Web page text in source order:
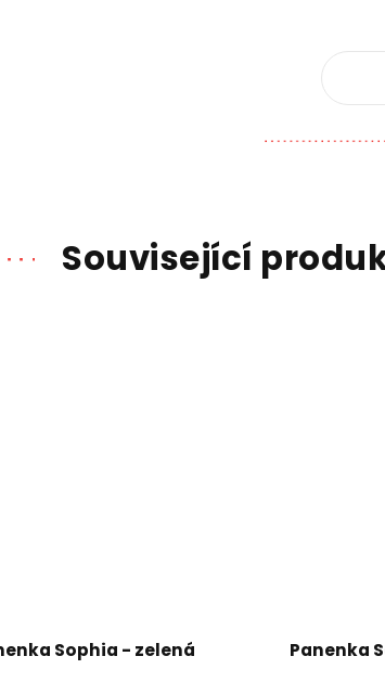
Související
Sophia - zelená Panenka